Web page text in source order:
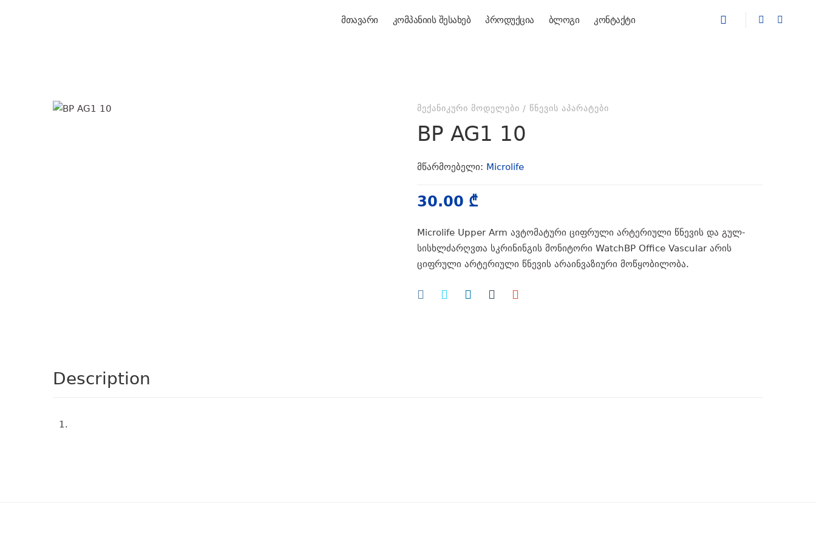
მთავარი კომპანიის შესახებ პროდუქცია ბლოგი კონტაქტი
ᲛᲔᲥᲐᲜᲘᲙᲣᲠᲘ ᲛᲝᲓᲔᲚᲔᲑᲘ / ᲬᲜᲔᲕᲘᲡ ᲐᲞᲐᲠᲐᲢᲔᲑᲘ
BP AG1 10
მწარმოებელი: Microlife
30.00 ₾
Microlife Upper Arm ავტომატური ციფრული არტერიული წნევის და გულ-
სისხლძარღვთა სკრინინგის მონიტორი WatchBP Office Vascular არის
ციფრული არტერიული წნევის არაინვაზიური მოწყობილობა.
Description